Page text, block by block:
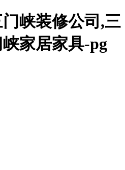
峡装修公司,三
家居家具-pg